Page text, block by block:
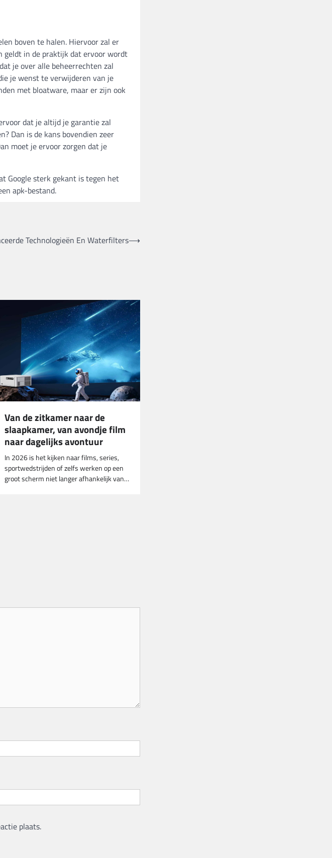
boven te halen. Hiervoor zal er
geldt in de praktijk dat ervoor wordt
je over alle beheerrechten zal
je wenst te verwijderen van je
met bloatware, maar er zijn ook
dat je altijd je garantie zal
Dan is de kans bovendien zeer
moet je ervoor zorgen dat je
Google sterk gekant is tegen het
apk-bestand.
Technologieën En Waterfilters⟶
Van de zitkamer naar de
slaapkamer, van avondje film
naar dagelijks avontuur
In 2026 is het kijken naar films, series,
sportwedstrijden of zelfs werken op een
groot scherm niet langer afhankelijk van…
plaats.